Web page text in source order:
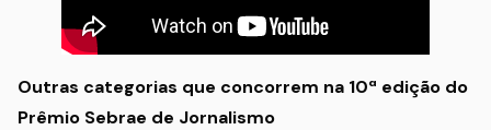
Outras categorias que concorrem na 10ª edição do
Prêmio Sebrae de Jornalismo